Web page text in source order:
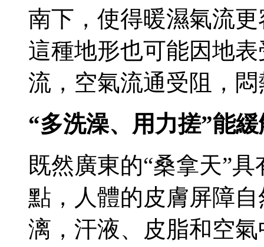
南下，使得暖濕氣流
這種地形也可能因地
流，空氣流通受阻，
“多洗澡、用力搓”能
既然廣東的“桑拿天”
點，人體的皮膚屏障
漓，汗液、皮脂和空